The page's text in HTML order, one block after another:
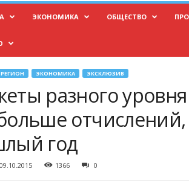
ЭКОНОМИКА ОБЩЕСТВО
РЕГИОН ЭКОНОМИКА ЭКСКЛЮЗИВ
разного
год
09.10.2015 1366 0